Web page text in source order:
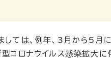
ては、例年、3月から5月
コロナウイルス感染拡大に